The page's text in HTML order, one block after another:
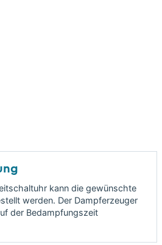
kann die gewünschte
werden. Der Dampferzeuger
der Bedampfungszeit